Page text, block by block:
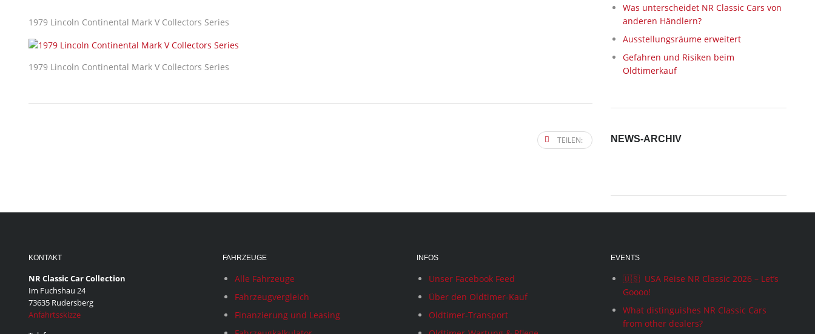
1979 Lincoln Continental Mark V Collectors Series
1979 Lincoln Continental Mark V Collectors Series
TEILEN:
Was unterscheidet NR Classic Cars von
anderen Händlern?
Ausstellungsräume erweitert
Gefahren und Risiken beim
Oldtimerkauf
NEWS-ARCHIV
KONTAKT
NR Classic Car Collection
Im Fuchshau 24
73635 Rudersberg
Anfahrtsskizze
FAHRZEUGE
Alle Fahrzeuge
Fahrzeugvergleich
Finanzierung und Leasing
INFOS
Unser Facebook Feed
Über den Oldtimer-Kauf
Oldtimer-Transport
EVENTS
🇺🇸 USA Reise NR Classic 2026 – Let’s
Goooo!
What distinguishes NR Classic Cars
from other dealers?